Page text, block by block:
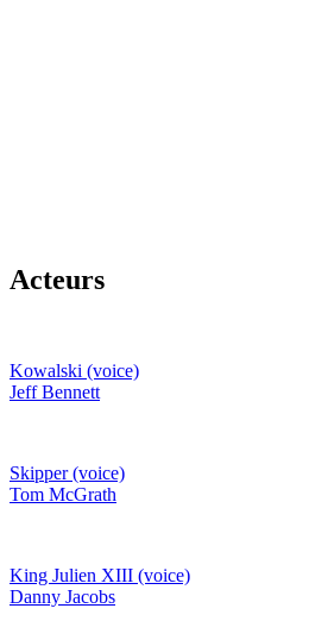
Acteurs
Kowalski (voice)
Jeff Bennett
Skipper (voice)
Tom McGrath
King Julien XIII (voice)
Danny Jacobs